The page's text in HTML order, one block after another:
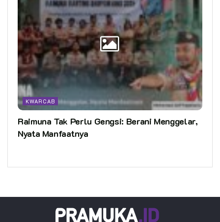
KWARCAB
Raimuna Tak Perlu Gengsi: Berani Menggelar,
Nyata Manfaatnya